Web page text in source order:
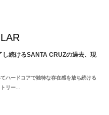
し続けるSANTA CRUZの過去、現
ハードコアで独特な存在感を放ち続ける
リー...